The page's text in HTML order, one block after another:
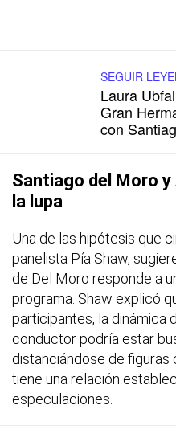
SEGUIR
Laura
Gran
con
Santiago del Moro y
la lupa
Una de las hipótesis que
panelista Pía Shaw,
de Del Moro responde a
programa. Shaw explicó
participantes, la dinámica
conductor podría estar
distanciándose de figuras
tiene una relación
especulaciones.